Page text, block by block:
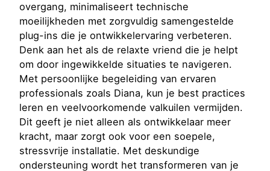
overgang, minimaliseert technische
moeilijkheden met zorgvuldig samengestelde
plug-ins die je ontwikkelervaring verbeteren.
Denk aan het als de relaxte vriend die je helpt
om door ingewikkelde situaties te navigeren.
Met persoonlijke begeleiding van ervaren
professionals zoals Diana, kun je best practices
leren en veelvoorkomende valkuilen vermijden.
Dit geeft je niet alleen als ontwikkelaar meer
kracht, maar zorgt ook voor een soepele,
stressvrije installatie. Met deskundige
ondersteuning wordt het transformeren van je